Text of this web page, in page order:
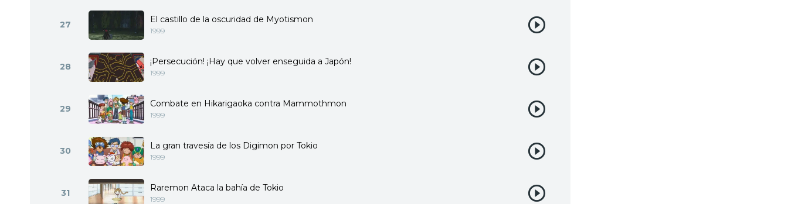
27 El castillo de la oscuridad de Myotismon
1999
28 ¡Persecución! ¡Hay que volver enseguida a Japón!
1999
29 Combate en Hikarigaoka contra Mammothmon
1999
30 La gran travesía de los Digimon por Tokio
1999
31 Raremon Ataca la bahía de Tokio
1999